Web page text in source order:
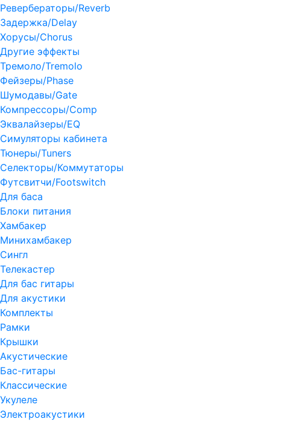
Ревербераторы/Reverb
Задержка/Delay
Хорусы/Chorus
Другие эффекты
Тремоло/Tremolo
Фейзеры/Phase
Шумодавы/Gate
Компрессоры/Comp
Эквалайзеры/EQ
Симуляторы кабинета
Тюнеры/Tuners
Селекторы/Коммутаторы
Футсвитчи/Footswitch
Для баса
Блоки питания
Хамбакер
Минихамбакер
Сингл
Телекастер
Для бас гитары
Для акустики
Комплекты
Рамки
Крышки
Акустические
Бас-гитары
Классические
Укулеле
Электроакустики